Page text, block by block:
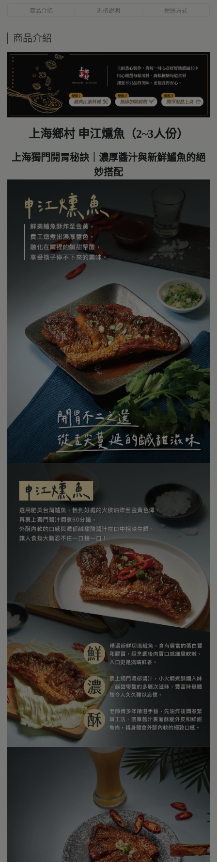
商品介紹 規格說明 運送方式
商品介紹
上海鄉村 申江燻魚（2~3人份）
上海獨門開胃秘訣｜濃厚醬汁與新鮮鱸魚的絕
妙搭配